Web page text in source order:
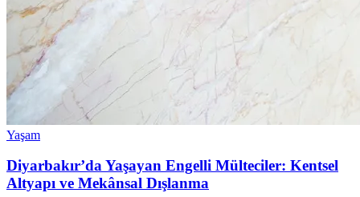
Yaşam
Diyarbakır’da Yaşayan Engelli Mülteciler: Kentsel
Altyapı ve Mekânsal Dışlanma